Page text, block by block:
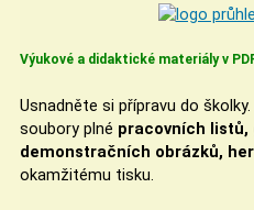
Výukové a didaktické materiály v
Usnadněte si přípravu do
soubory plné pracovních listů,
demonstračních obrázků,
okamžitému tisku.